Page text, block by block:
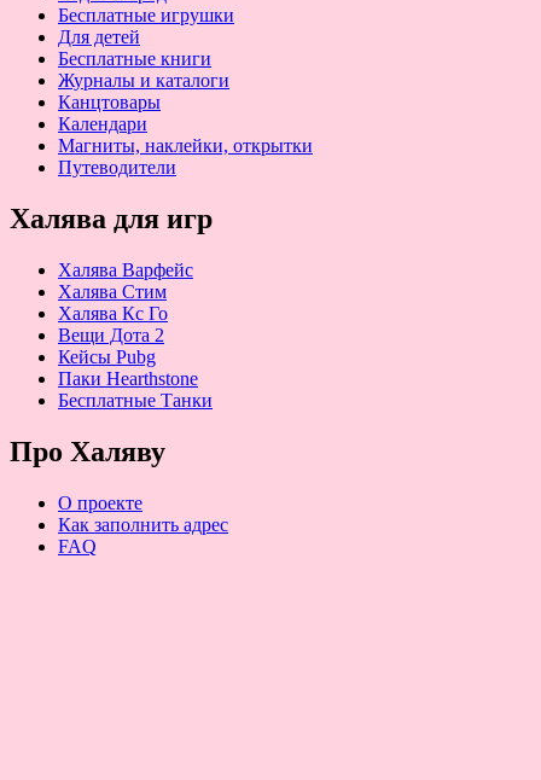
Бесплатные игрушки
Для детей
Бесплатные книги
Журналы и каталоги
Канцтовары
Календари
Магниты, наклейки, открытки
Путеводители
Халява для игр
Халява Варфейс
Халява Стим
Халява Кс Го
Вещи Дота 2
Кейсы Pubg
Паки Hearthstone
Бесплатные Танки
Про Халяву
О проекте
Как заполнить адрес
FAQ